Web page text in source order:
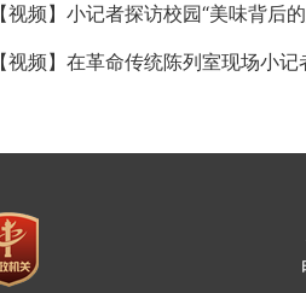
【视频】小记者探访校园“美味背后
【视频】在革命传统陈列室现场小